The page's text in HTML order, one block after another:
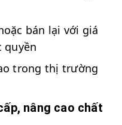
bán lại với giá
quyền
trong thị trường
nâng cao chất